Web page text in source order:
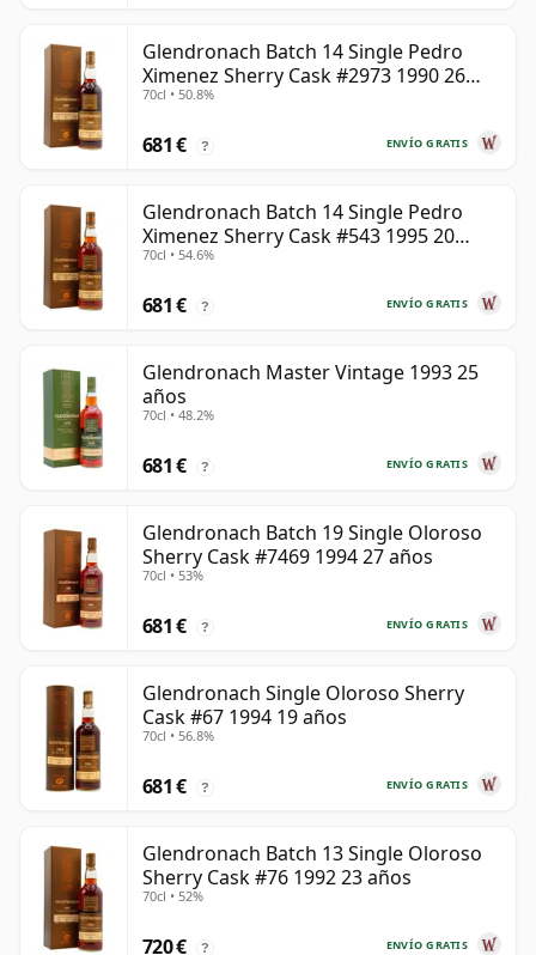
Glendronach Batch 14 Single Pedro
Ximenez Sherry Cask #2973 1990 26
años
70cl • 50.8%
ENVÍO GRATIS
681 € ?
Glendronach Batch 14 Single Pedro
Ximenez Sherry Cask #543 1995 20
años
70cl • 54.6%
ENVÍO GRATIS
681 € ?
Glendronach Master Vintage 1993 25
años
70cl • 48.2%
ENVÍO GRATIS
681 € ?
Glendronach Batch 19 Single Oloroso
Sherry Cask #7469 1994 27 años
70cl • 53%
ENVÍO GRATIS
681 € ?
Glendronach Single Oloroso Sherry
Cask #67 1994 19 años
70cl • 56.8%
ENVÍO GRATIS
681 € ?
Glendronach Batch 13 Single Oloroso
Sherry Cask #76 1992 23 años
70cl • 52%
ENVÍO GRATIS
720 € ?